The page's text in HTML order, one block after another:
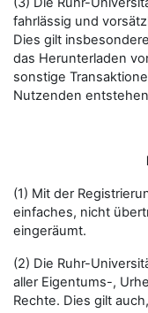
fahrlässig und
Dies gilt
das Herunterladen
sonstige
Nutzenden
(1) Mit der
einfaches, nicht
eingeräumt.
(2) Die Ruhr-
aller Eigentums-,
Rechte. Dies gilt